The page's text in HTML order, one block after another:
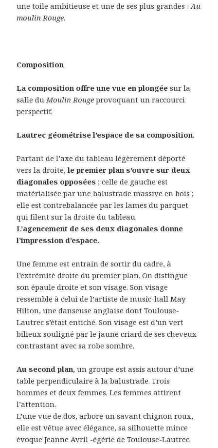
une toile ambitieuse et une de ses plus grandes : Au
moulin Rouge.
Composition
La composition offre une vue en plongée sur la
salle duMoulin Rougeprovoquant un raccourci
perspectif.
Lautrec géométrise l’espace de sa composition.
Partant de l’axe du tableau légèrement déporté
vers la droite,le premier plans’ouvre sur deux
diagonales opposées ; celle de gauche est
matérialisée par une balustrade massive en bois ;
elle est contrebalancée par les lames du parquet
qui filent sur la droite du tableau.
L’agencement de ses deux diagonales donne
l’impression d’espace.
Une femme est entrain de sortir du cadre, à
l’extrémité droite du premier plan. On distingue
son épaule droite et son visage. Son visage
ressemble à celui de l’artiste de music-hall May
Hilton, une danseuse anglaise dont Toulouse-
Lautrec s’était entiché. Son visage est d’un vert
bilieux souligné par le jaune criard de ses cheveux
contrastant avec sa robe sombre.
Au second plan, un groupe est assis autour d’une
table perpendiculaire à la balustrade. Trois
hommes et deux femmes. Les femmes attirent
l’attention.
L’une vue de dos, arbore un savant chignon roux,
elle est vêtue avec élégance, sa silhouette mince
évoque Jeanne Avril -égérie de Toulouse-Lautrec.